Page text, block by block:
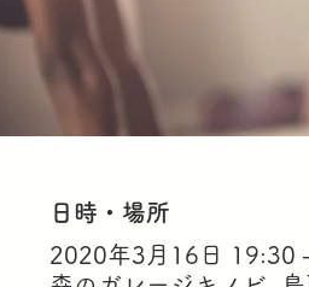
日時・場所
2020年3月16日 19:30